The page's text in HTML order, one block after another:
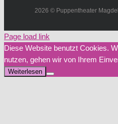
2026 © Puppentheater
Page load link
Diese Website benutzt Cookies.
nutzen, gehen wir von Ihrem
Weiterlesen